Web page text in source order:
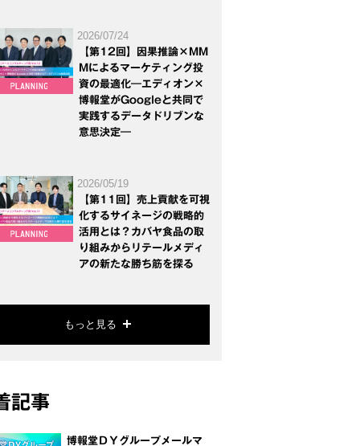
2026/07/24
【第12回】因果推論×MM
Mによるマーケティング投
資の最適化―エディオン×
博報堂がGoogleと共同で
実践するデータドリブンな
意思決定―
2026/05/19
【第11回】売上貢献を可視
化するサイネージの戦略的
活用とは？カバヤ食品の取
り組みからリテールメディ
アの新たな勝ち筋を探る
もっと見る
記事
博報堂ＤＹグループメールマ